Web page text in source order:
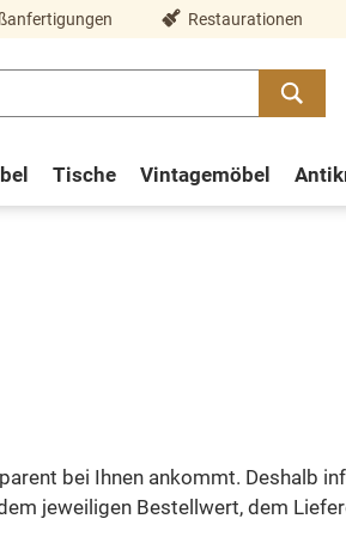
Restaurationen
Tische Vintagemöbel
bei Ihnen ankommt. Deshalb
jeweiligen Bestellwert, dem